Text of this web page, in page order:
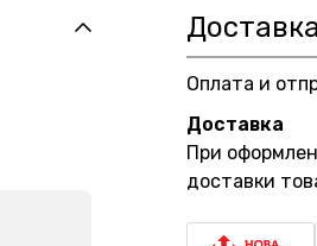
Оплата и
Доставка
При
доставки